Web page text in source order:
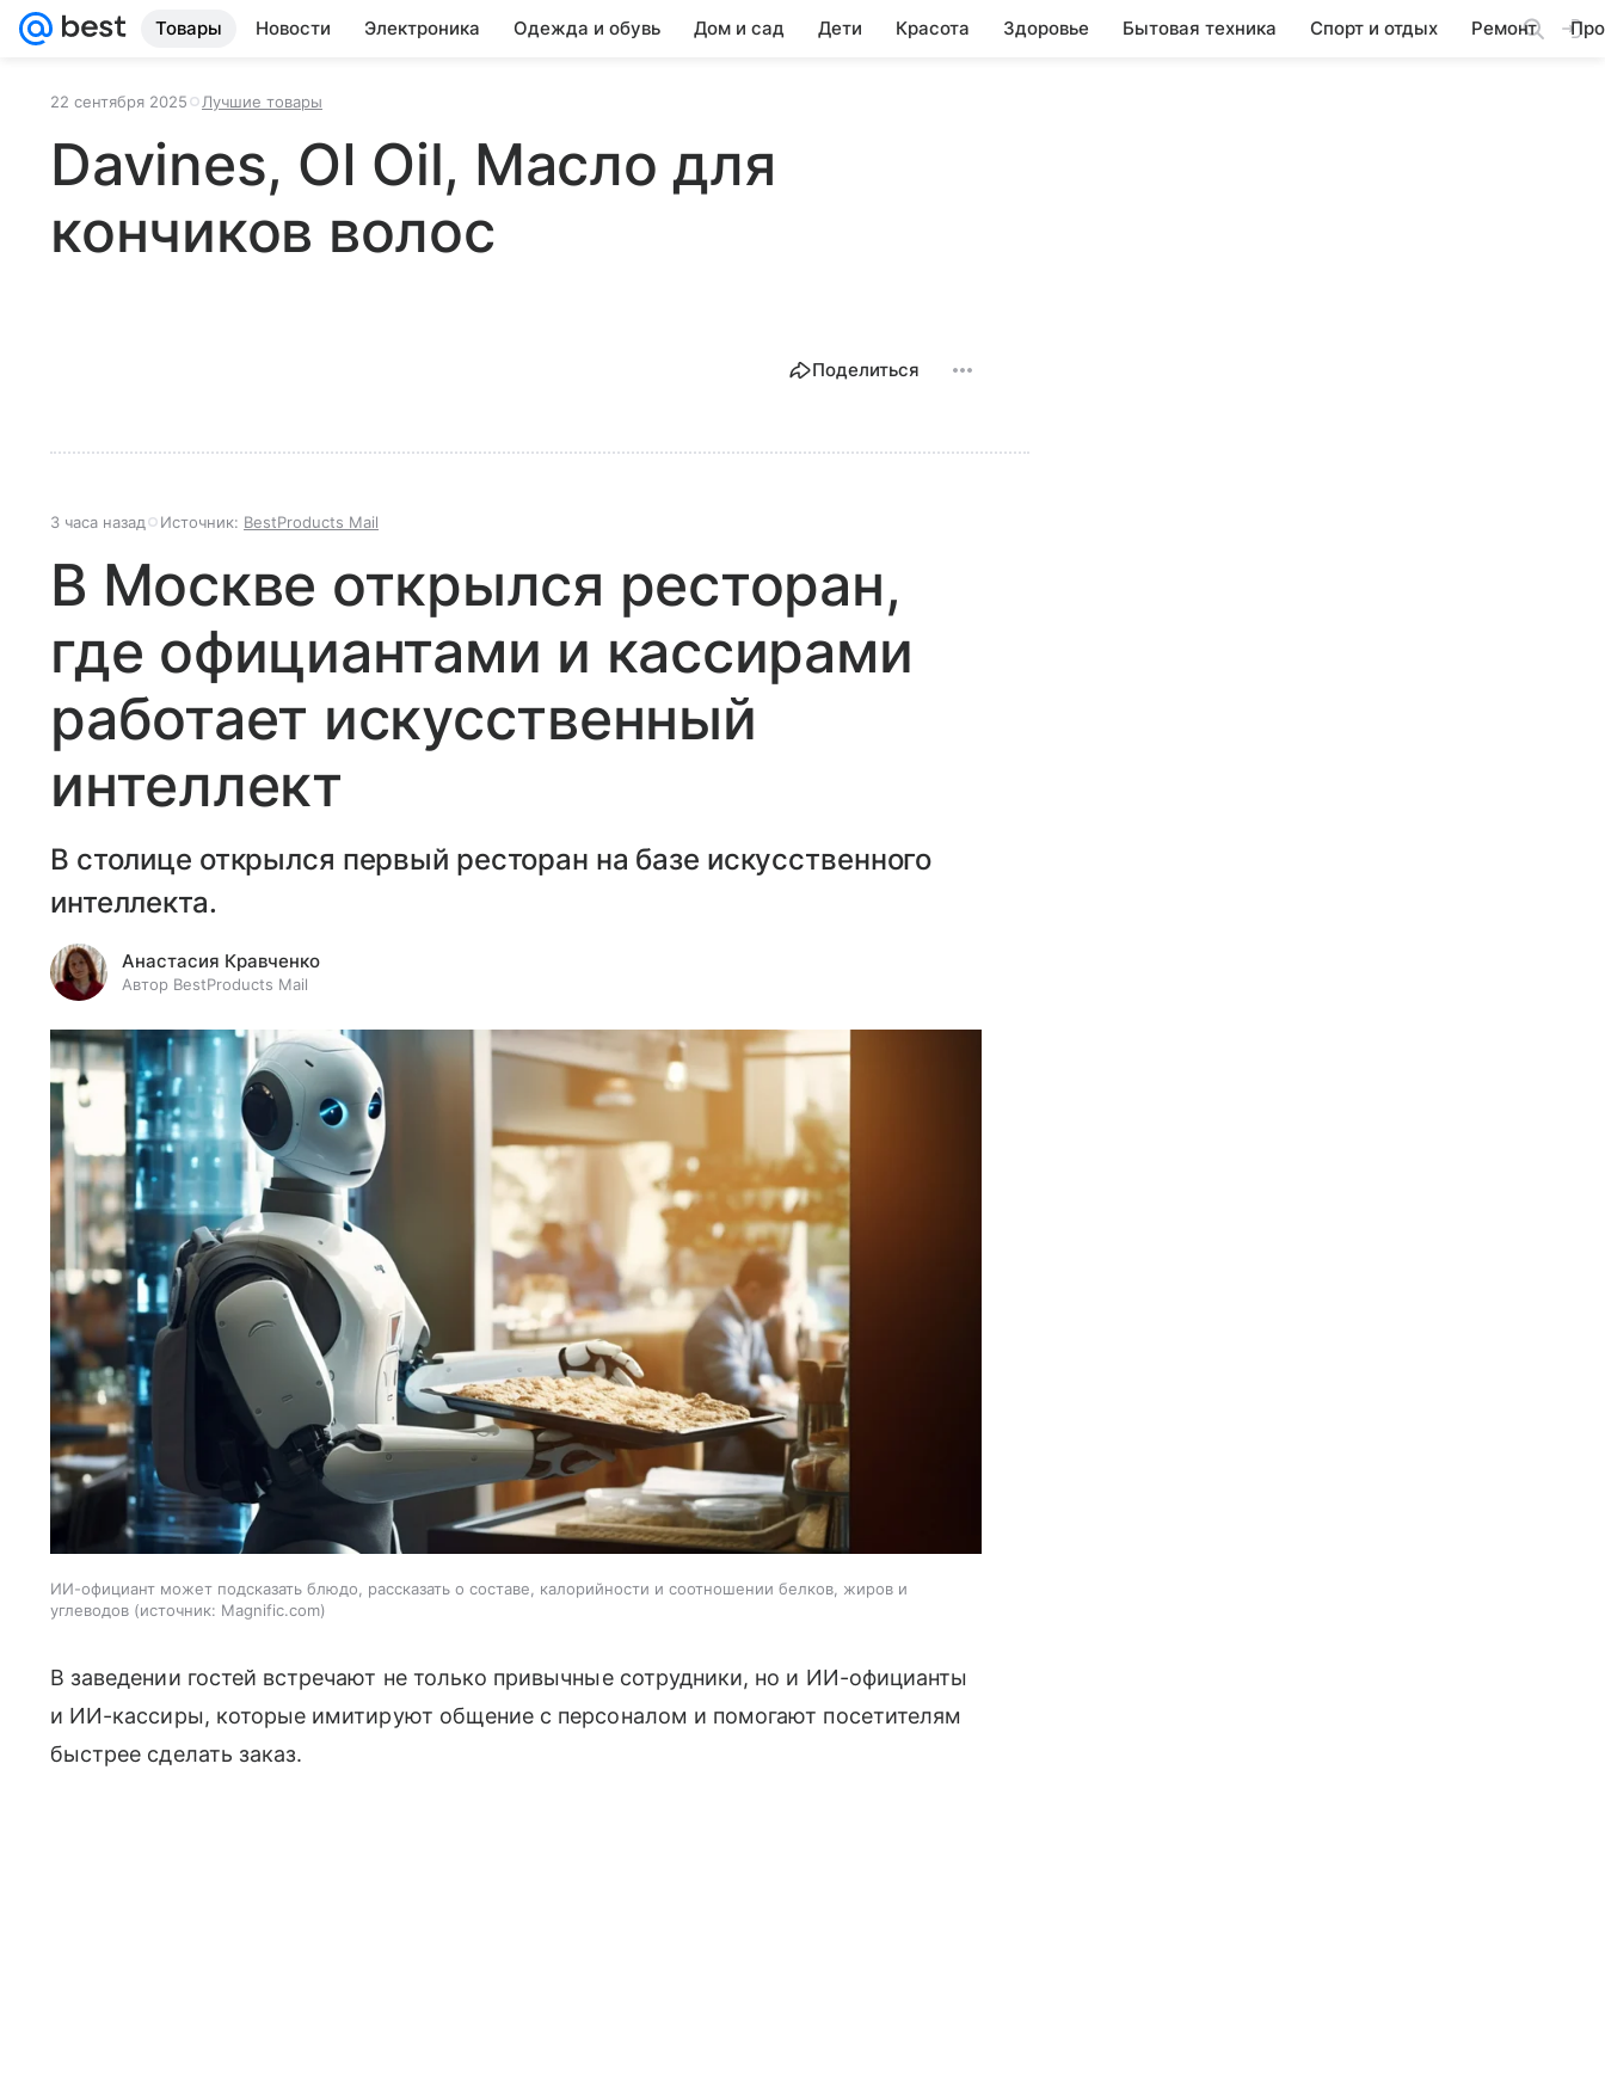
Товары Новости Электроника Одежда и обувь Дом и сад Дети Красота Здоровье Бытовая техника Спорт и отдых Ремонт
22 сентября 2025 Лучшие товары
Davines, OI Oil, Масло для
кончиков волос
Поделиться
3 часа назад Источник: BestProducts Mail
В Москве открылся ресторан,
где официантами и кассирами
работает искусственный
интеллект
В столице открылся первый ресторан на базе искусственного
интеллекта.
Анастасия Кравченко
Автор BestProducts Mail
ИИ-официант может подсказать блюдо, рассказать о составе, калорийности и соотношении белков, жиров и
углеводов
источник: Magnific.com
В заведении гостей встречают не только привычные сотрудники, но и ИИ-официанты
и ИИ-кассиры, которые имитируют общение с персоналом и помогают посетителям
быстрее сделать заказ.